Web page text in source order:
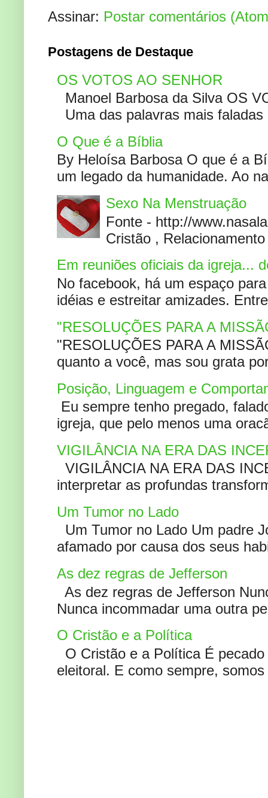
Assinar: Postar comentários
Postagens de Destaque
OS VOTOS AO SENHOR
Manoel Barbosa da Silva OS
Uma das palavras mais
O Que é a Bíblia
By Heloísa Barbosa O que é a
um legado da humanidade. Ao
Sexo Na Menstruação
Fonte - http://
Cristão ,
Em reuniões oficiais da igreja...
No facebook, há um espaço
idéias e estreitar amizades.
"RESOLUÇÕES PARA A
"RESOLUÇÕES PARA A
quanto a você, mas sou grata
Posição, Linguagem e
Eu sempre tenho pregado,
igreja, que pelo menos uma
VIGILÂNCIA NA ERA DAS
VIGILÂNCIA NA ERA DAS
interpretar as profundas
Um Tumor no Lado
Um Tumor no Lado Um padre
afamado por causa dos seus
As dez regras de Jefferson
As dez regras de Jefferson
Nunca incommadar uma outra
O Cristão e a Política
O Cristão e a Política É
eleitoral. E como sempre,